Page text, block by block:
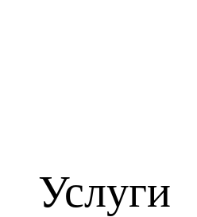
Услуги